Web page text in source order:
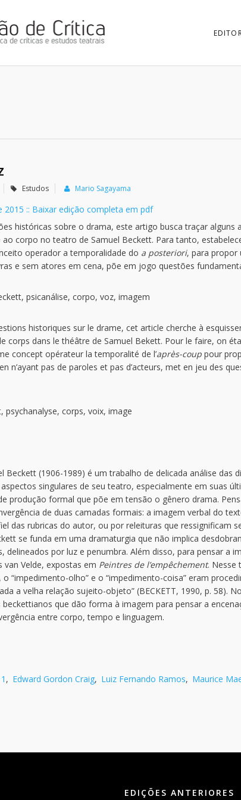
Estudos Mario Sagayama
2015 :: Baixar edição completa em pdf
históricas sobre o drama, este artigo busca traçar
corpo no teatro de Samuel Beckett. Para tanto,
operador a temporalidade do a posteriori, para propor
e sem atores em cena, põe em jogo questões
psicanálise, corpo, voz, imagem
historiques sur le drame, cet article cherche à
corps dans le théâtre de Samuel Bekett. Pour le faire, on
concept opérateur la temporalité de l’après-coup pour
n’ayant pas de paroles et pas d’acteurs, met en jeu des
psychanalyse, corps, voix, image
Beckett (1906-1989) é um trabalho de delicada análise das
singulares de seu teatro, especialmente em suas
produção formal que põe em tensão o gênero drama.
de duas camadas formais: a imagem verbal do
das rubricas do autor, ou por releituras que ressignificam
se funda em uma dramaturgia que não implica
delineados por luz e penumbra. Além disso, para pensar a
Velde, expostas em Peintres de l’empêchement. Nesse
o “impedimento-olho” e o “impedimento-coisa” eram
a velha relação sujeito-objeto” (BECKETT, 1990, p. 58).
que dão forma à imagem para pensar a
entre corpo, tempo e linguagem.
, Edward Gordon Craig, Luiz Fernando Ramos, Maurice
EDIÇÕES ANTERIORES